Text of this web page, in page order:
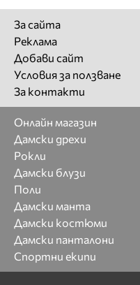
За сайта
Реклама
Добави сайт
Условия за ползване
За контакти
Онлайн магазин
Дамски дрехи
Рокли
Дамски блузи
Поли
Дамски манта
Дамски костюми
Дамски панталони
Спортни екипи